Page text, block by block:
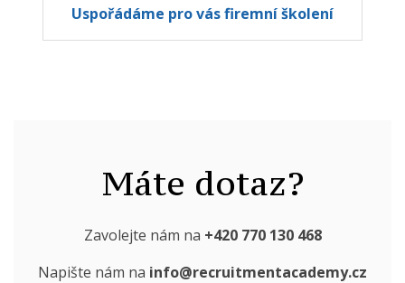
Uspořádáme pro vás firemní školení
Máte dotaz?
Zavolejte nám na +420 770 130 468
Napište nám na info@recruitmentacademy.cz